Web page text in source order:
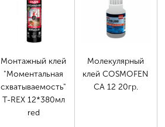
Монтажный клей
"Моментальная
схватываемость"
T-REX 12*380мл
red
Молекулярный
клей COSMOFEN
СА 12 20гр.